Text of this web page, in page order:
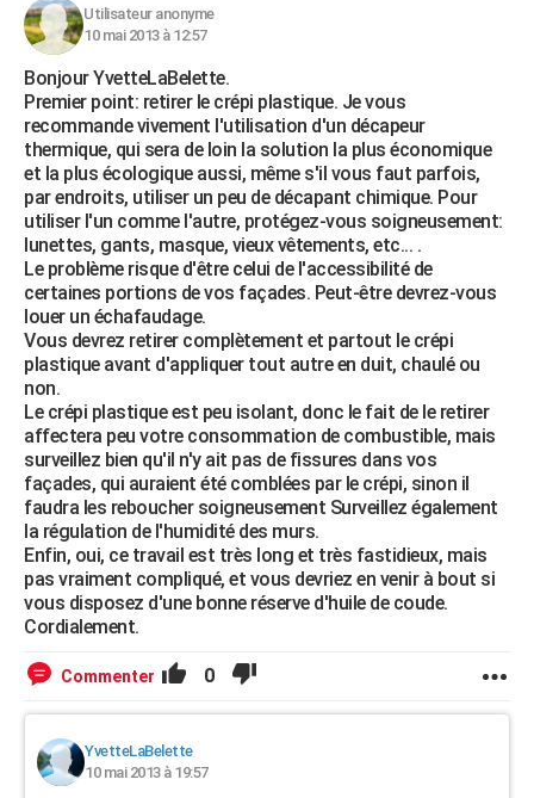
Utilisateur anonyme
10 mai 2013 à 12:57
Bonjour YvetteLaBelette.
Premier point: retirer le crépi plastique. Je vous
recommande vivement l'utilisation d'un décapeur
thermique, qui sera de loin la solution la plus économique
et la plus écologique aussi, même s'il vous faut parfois,
par endroits, utiliser un peu de décapant chimique. Pour
utiliser l'un comme l'autre, protégez-vous soigneusement:
lunettes, gants, masque, vieux vêtements, etc... .
Le problème risque d'être celui de l'accessibilité de
certaines portions de vos façades. Peut-être devrez-vous
louer un échafaudage.
Vous devrez retirer complètement et partout le crépi
plastique avant d'appliquer tout autre en duit, chaulé ou
non.
Le crépi plastique est peu isolant, donc le fait de le retirer
affectera peu votre consommation de combustible, mais
surveillez bien qu'il n'y ait pas de fissures dans vos
façades, qui auraient été comblées par le crépi, sinon il
faudra les reboucher soigneusement Surveillez également
la régulation de l'humidité des murs.
Enfin, oui, ce travail est très long et très fastidieux, mais
pas vraiment compliqué, et vous devriez en venir à bout si
vous disposez d'une bonne réserve d'huile de coude.
Cordialement.
Commenter 0
YvetteLaBelette
10 mai 2013 à 19:57